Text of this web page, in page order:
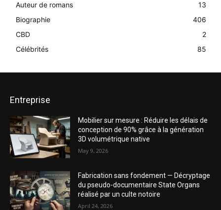
Auteur de romans
13
Biographie
406
CBD
2
Célébrités
85
Entreprise
Mobilier sur mesure : Réduire les délais de
conception de 90% grâce à la génération
3D volumétrique native
May 9, 2026
Fabrication sans fondement — Décryptage
du pseudo-documentaire State Organs
réalisé par un culte notoire
April 24, 2026